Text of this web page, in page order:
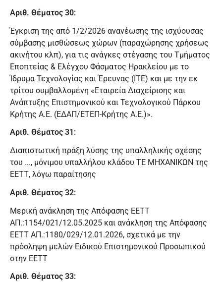
Αριθ. Θέματος 30:
Έγκριση της από 1/2/2026 ανανέωσης της ισχύουσας
σύμβασης μισθώσεως χώρων (παραχώρησης χρήσεως
ακινήτου κλπ), για τις ανάγκες στέγασης του Τμήματος
Εποπτείας & Ελέγχου Φάσματος Ηρακλείου με το
Ίδρυμα Τεχνολογίας και Έρευνας (ΙΤΕ) και με την εκ
τρίτου συμβαλλομένη «Εταιρεία Διαχείρισης και
Ανάπτυξης Επιστημονικού και Τεχνολογικού Πάρκου
Κρήτης Α.Ε. (ΕΔΑΠ/ΕΤΕΠ-Κρήτης Α.Ε.)».
Αριθ. Θέματος 31:
Διαπιστωτική πράξη λύσης της υπαλληλικής σχέσης
του ..., μόνιμου υπαλλήλου κλάδου ΤΕ ΜΗΧΑΝΙΚΩΝ της
ΕΕΤΤ, λόγω παραίτησης
Αριθ. Θέματος 32:
Μερική ανάκληση της Απόφασης ΕΕΤΤ
ΑΠ.:1154/021/12.05.2025 και ανάκληση της Απόφασης
ΕΕΤΤ ΑΠ.:1180/029/12.01.2026, σχετικά με την
πρόσληψη μελών Ειδικού Επιστημονικού Προσωπικού
στην ΕΕΤΤ
Αριθ. Θέματος 33: